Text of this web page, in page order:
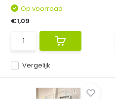
Vergelijk
Op voorraad
€1,09